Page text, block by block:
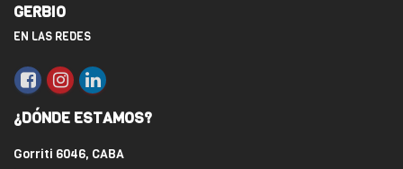
GERBIO
EN LAS REDES
¿DÓNDE ESTAMOS?
Gorriti 6046, CABA